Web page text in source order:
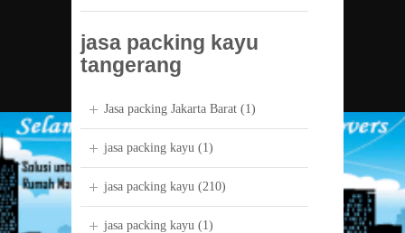
jasa packing kayu
tangerang
Jasa packing Jakarta Barat (1)
jasa packing kayu (1)
jasa packing kayu (210)
jasa packing kayu (1)